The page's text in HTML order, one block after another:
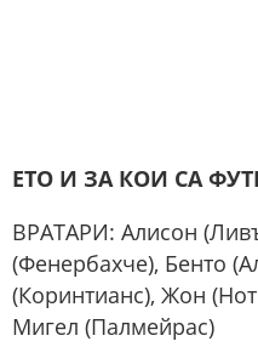
ЕТО И ЗА КОИ СА
ВРАТАРИ: Алисон
(Фенербахче), Бенто
(Коринтианс), Жон
Мигел (Палмейрас)